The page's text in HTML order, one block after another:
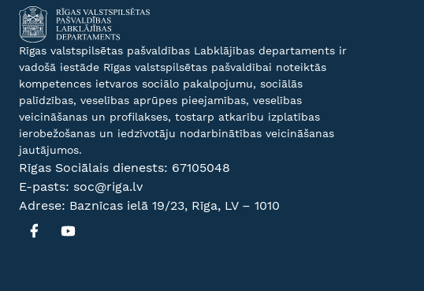
Rīgas valstspilsētas pašvaldības Labklājības departaments ir
vadošā iestāde Rīgas valstspilsētas pašvaldībai noteiktās
kompetences ietvaros sociālo pakalpojumu, sociālās
palīdzības, veselības aprūpes pieejamības, veselības
veicināšanas un profilakses, tostarp atkarību izplatības
ierobežošanas un iedzīvotāju nodarbinātības veicināšanas
jautājumos.
Rīgas Sociālais dienests: 67105048
E-pasts: soc@riga.lv
Adrese: Baznīcas ielā 19/23, Rīga, LV – 1010